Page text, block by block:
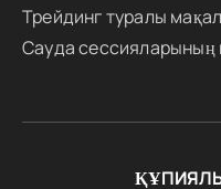
Трейдинг туралы
Сауда сессияларының